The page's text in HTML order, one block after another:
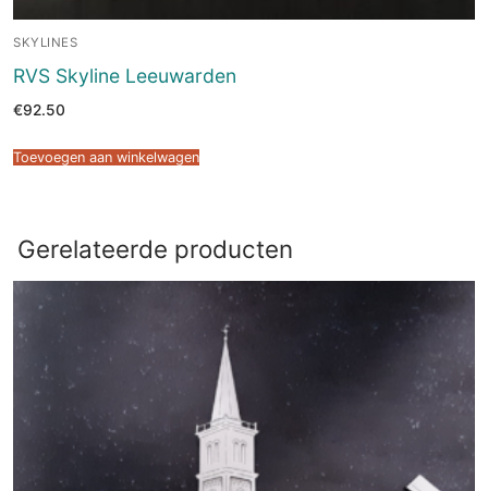
SKYLINES
RVS Skyline Leeuwarden
€92.50
Toevoegen aan winkelwagen
Gerelateerde producten